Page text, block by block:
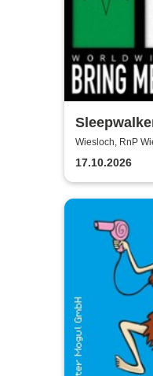
Wiesloch, RnP
17.10.2026